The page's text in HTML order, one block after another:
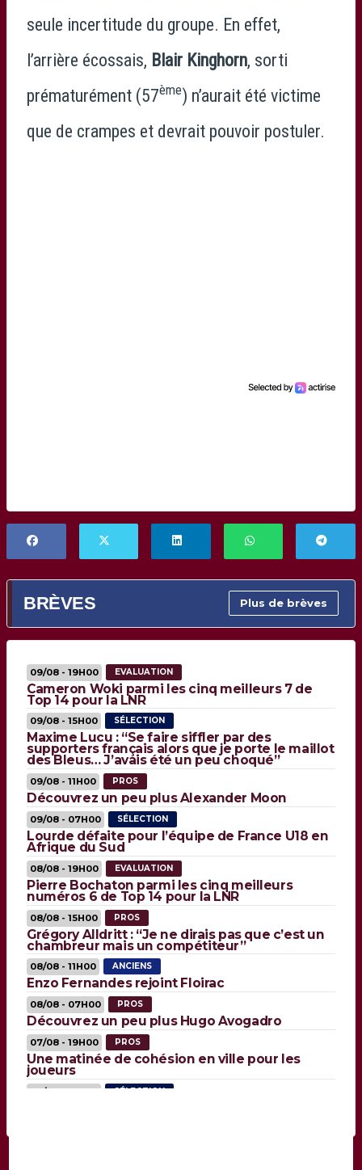
seule incertitude du groupe. En effet,
l’arrière écossais, Blair Kinghorn, sorti
prématurément (57ème) n’aurait été victime
que de crampes et devrait pouvoir postuler.
BRÈVES Plus de brèves
09/08 - 19H00 EVALUATION
Cameron Woki parmi les cinq meilleurs 7 de
Top 14 pour la LNR
09/08 - 15H00 SÉLECTION
Maxime Lucu : “Se faire siffler par des
supporters français alors que je porte le maillot
des Bleus… J’avais été un peu choqué”
09/08 - 11H00 PROS
Découvrez un peu plus Alexander Moon
09/08 - 07H00 SÉLECTION
Lourde défaite pour l’équipe de France U18 en
Afrique du Sud
08/08 - 19H00 EVALUATION
Pierre Bochaton parmi les cinq meilleurs
numéros 6 de Top 14 pour la LNR
08/08 - 15H00 PROS
Grégory Alldritt : “Je ne dirais pas que c’est un
chambreur mais un compétiteur”
08/08 - 11H00 ANCIENS
Enzo Fernandes rejoint Floirac
08/08 - 07H00 PROS
Découvrez un peu plus Hugo Avogadro
07/08 - 19H00 PROS
Une matinée de cohésion en ville pour les
joueurs
07/08 - 15H00 SÉLECTION